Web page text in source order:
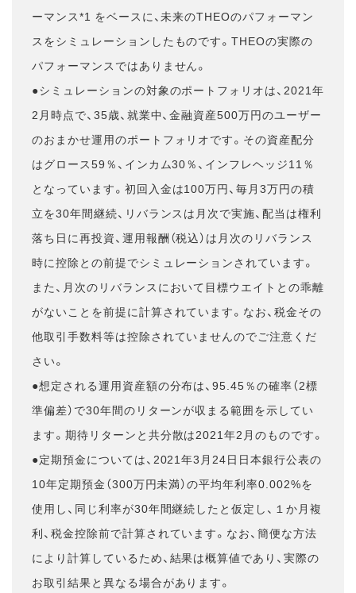
ーマンス*1 をベースに、未来のTHEOのパフォーマン
スをシミュレーションしたものです。THEOの実際の
パフォーマンスではありません。
●シミュレーションの対象のポートフォリオは、2021年
2月時点で、35歳、就業中、金融資産500万円のユーザー
のおまかせ運用のポートフォリオです。その資産配分
はグロース59％、インカム30％、インフレヘッジ11％
となっています。初回入金は100万円、毎月3万円の積
立を30年間継続、リバランスは月次で実施、配当は権利
落ち日に再投資、運用報酬（税込）は月次のリバランス
時に控除との前提でシミュレーションされています。
また、月次のリバランスにおいて目標ウエイトとの乖離
がないことを前提に計算されています。なお、税金その
他取引手数料等は控除されていませんのでご注意くだ
さい。
●想定される運用資産額の分布は、95.45％の確率（2標
準偏差）で30年間のリターンが収まる範囲を示してい
ます。期待リターンと共分散は2021年2月のものです。
●定期預金については、2021年3月24日日本銀行公表の
10年定期預金（300万円未満）の平均年利率0.002%を
使用し、同じ利率が30年間継続したと仮定し、１か月複
利、税金控除前で計算されています。なお、簡便な方法
により計算しているため、結果は概算値であり、実際の
お取引結果と異なる場合があります。